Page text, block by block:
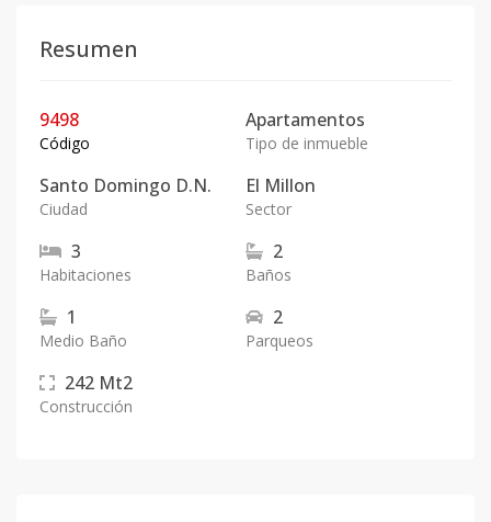
Resumen
9498
Código
Apartamentos
Tipo de inmueble
Santo Domingo D.N.
Ciudad
El Millon
Sector
3
Habitaciones
2
Baños
1
Medio Baño
2
Parqueos
242 Mt2
Construcción